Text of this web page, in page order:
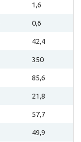
1,6
0,6
42,4
350
85,6
21,8
57,7
49,9